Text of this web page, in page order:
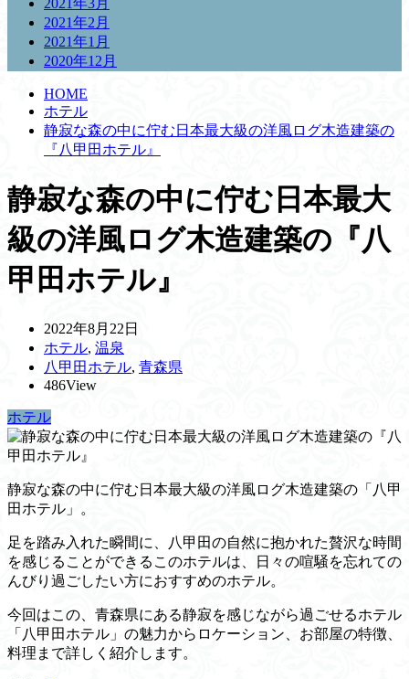
2021年3月
2021年2月
2021年1月
2020年12月
HOME
ホテル
静寂な森の中に佇む日本最大級の洋風ログ木造建築の
『八甲田ホテル』
静寂な森の中に佇む日本最大
級の洋風ログ木造建築の『八
甲田ホテル』
2022年8月22日
ホテル, 温泉
八甲田ホテル, 青森県
486View
ホテル
静寂な森の中に佇む日本最大級の洋風ログ木造建築の「八甲
田ホテル」。
足を踏み入れた瞬間に、八甲田の自然に抱かれた贅沢な時間
を感じることができるこのホテルは、日々の喧騒を忘れての
んびり過ごしたい方におすすめのホテル。
今回はこの、青森県にある静寂を感じながら過ごせるホテル
「八甲田ホテル」の魅力からロケーション、お部屋の特徴、
料理まで詳しく紹介します。